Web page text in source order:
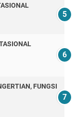
FUNGSI